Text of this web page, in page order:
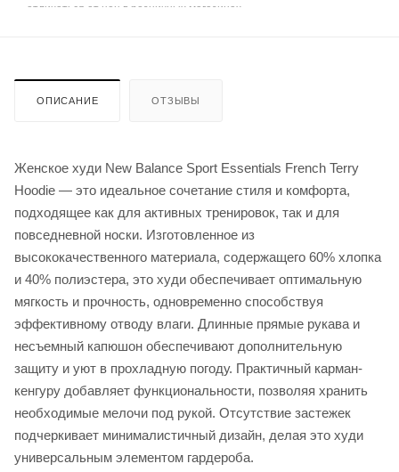
отличаться от цен в розничных магазинах
ОПИСАНИЕ ОТЗЫВЫ
Женское худи New Balance Sport Essentials French Terry
Hoodie — это идеальное сочетание стиля и комфорта,
подходящее как для активных тренировок, так и для
повседневной носки. Изготовленное из
высококачественного материала, содержащего 60% хлопка
и 40% полиэстера, это худи обеспечивает оптимальную
мягкость и прочность, одновременно способствуя
эффективному отводу влаги. Длинные прямые рукава и
несъемный капюшон обеспечивают дополнительную
защиту и уют в прохладную погоду. Практичный карман-
кенгуру добавляет функциональности, позволяя хранить
необходимые мелочи под рукой. Отсутствие застежек
подчеркивает минималистичный дизайн, делая это худи
универсальным элементом гардероба.